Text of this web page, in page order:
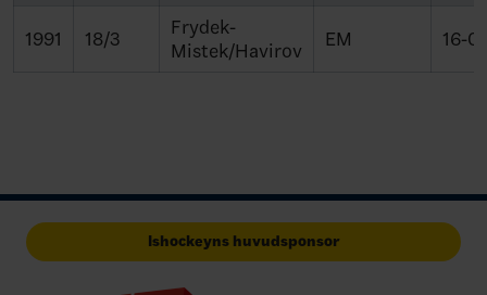
1991 18/3
Frydek-
Mistek/Havirov
EM 16-0
Ishockeyns huvudsponsor